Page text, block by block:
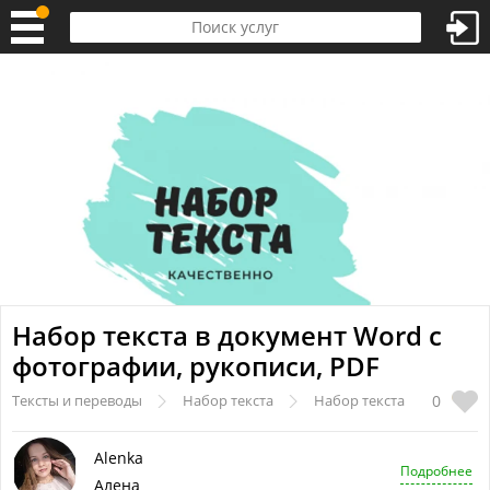
Набор текста в документ Word с
фотографии, рукописи, PDF
0
Тексты и переводы Набор текста Набор текста
Alenka
Алена
Подробнее